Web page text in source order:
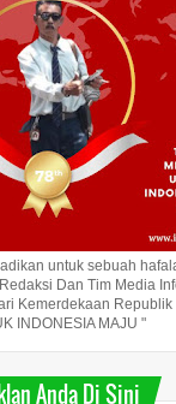
untuk sebuah
Dan Tim Media
Kemerdekaan
INDONESIA MAJU "
Anda Di Sini